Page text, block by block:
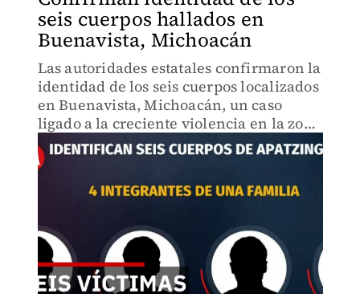
seis cuerpos hallados en
Buenavista, Michoacán
Las autoridades estatales confirmaron la
identidad de los seis cuerpos localizados
en Buenavista, Michoacán, un caso
ligado a la creciente violencia en la zona
y a las investigaciones en curso.